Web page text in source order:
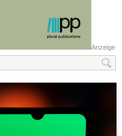
Anzeige